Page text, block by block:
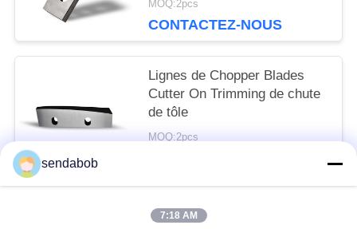
CONFIDENTIALITÉ
MOQ:2pcs
CONTACTEZ-NOUS
Lignes de Chopper Blades
Cutter On Trimming de chute
de tôle
MOQ:2pcs
Catégories populaires
sendabob
7:18 AM